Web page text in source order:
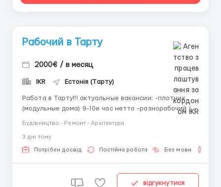
Рабочий в Тарту
2000€ / в месяц
IKR Естонія (Тарту)
Работа в Тарту!!! актуальные вакансии: -плотник
(модульные дома) 9-10е час нетто -разнорабочий (на
Требования: опыт работы по специальности (для
разнорабочего опыт не требуется) ответст...
Будівництво - Ремонт - Архітектура
3 днi тому
Потрібен досвід Постійна робота Без мови
відгукнутися